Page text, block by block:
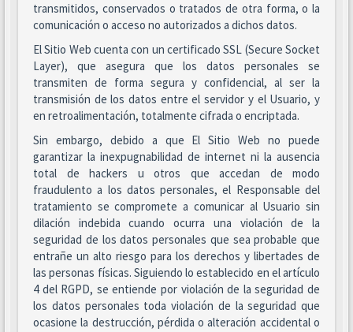
transmitidos, conservados o tratados de otra forma, o la
comunicación o acceso no autorizados a dichos datos.
El Sitio Web cuenta con un certificado SSL (Secure Socket
Layer), que asegura que los datos personales se
transmiten de forma segura y confidencial, al ser la
transmisión de los datos entre el servidor y el Usuario, y
en retroalimentación, totalmente cifrada o encriptada.
Sin embargo, debido a que El Sitio Web no puede
garantizar la inexpugnabilidad de internet ni la ausencia
total de hackers u otros que accedan de modo
fraudulento a los datos personales, el Responsable del
tratamiento se compromete a comunicar al Usuario sin
dilación indebida cuando ocurra una violación de la
seguridad de los datos personales que sea probable que
entrañe un alto riesgo para los derechos y libertades de
las personas físicas. Siguiendo lo establecido en el artículo
4 del RGPD, se entiende por violación de la seguridad de
los datos personales toda violación de la seguridad que
ocasione la destrucción, pérdida o alteración accidental o